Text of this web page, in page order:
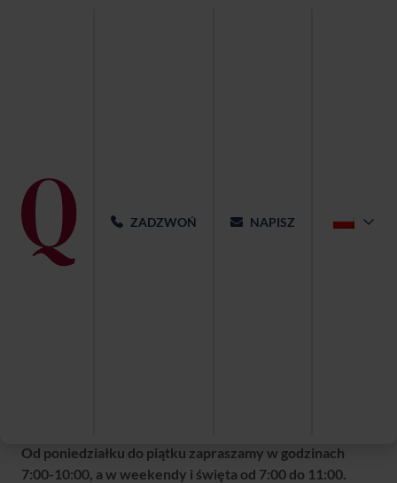
ZADZWOŃ NAPISZ
Od poniedziałku do piątku zapraszamy w godzinach
7:00-10:00, a w weekendy i święta od 7:00 do 11:00.